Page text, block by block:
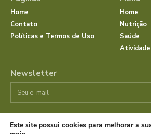
Home
Contato
Políticas e Termos de Uso
Home
Nutrição
Saúde
Atividade
Newsletter
© JornalSaudeBemEstar.Com.Br 2025
Este site possui cookies para melhorar a